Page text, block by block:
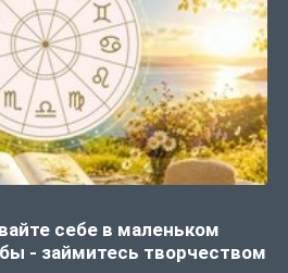
себе в маленьком
- займитесь творчеством